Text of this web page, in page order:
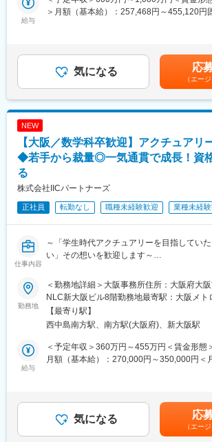
展開に業界が注目しています。
同社は中期経営計画の中に「デジタルイノ
変更の範囲：グループ内またはその他当社
等における金融業およびそれに関連するサ
・事業拡大に伴い、広告サービスの最適化
となっており、本ポジションでは広告事業
（2）群を抜く利用者数と利用頻度を誇る楽
（3）膨大な決済データ
・これらを活かし、営業戦略および購買デ
画を推進し、事業成長を共に加速させる仲
◇営業戦略設計
・営業戦略の策定
・ターゲット顧客・優先カテゴリーの選定
・営業プロセスの標準化、可視化、ナレッジ
・商談管理フロー、KPI設計、レポーティン
・社内オペレーション全体の可視化・改善
・営業活動の定量化および改善サイクルの
◇営業企画
・楽天グループのアセットを活用した広告商
■キャリアパス：
・FinTech × 広告のハイブリッドな専門性：
域で、ユニークな事業開発スキルが身につき
PL（損益計算書）責任を意識した経営的な
得できます。
■勤務時間詳細：
・楽天グループ朝会日は8:00～16:20
給与
＞月額（基本給）：257,468円～455,120円
上記はあくまで想定であり、ご経験、スキ
きます。※ストックオプションの付与可能性
対応（一部を楽天ペイ残高で受取可）賃金は
額であり、選考を通じて上下する可能性が
固定手当を含めた表記です。
気になる 応
（エー
NEW
【大阪／数学科卒歓迎】アクチュアリ
◆若手から裁量◎一気通貫で成長！資
る
株式会社IICパートナーズ
正社員 転勤なし 職種未経験歓迎 業種未経
仕事内容
～「学生時代アクチュアリーを目指してい
い」その想いを歓迎します～
貢献
◎独立系だからこそ実現できる中立・公平な
強み
◎700社以上が継続利用する“高い信頼性”少
■当社について
当社は、日本企業が抱える「退職給付に関す
大手企業ではアクチュアリー業務が分業さ
なりがちですが、当社ではヒアリング→課
度設計→提案まで一貫して担当。若手のうち
勤務地
＜勤務地詳細＞大阪事務所住所：大阪府大
NLC新大阪ビル8階勤務地最寄駅：大阪メト
南方駅受動喫煙対策：敷地内全面禁煙
【最寄り駅】
西中島南方駅、南方駅(大阪府)、新大阪駅
給与
＜予定年収＞360万円～455万円＜賃金形態
月額（基本給）：270,000円～350,000円＜
の金額であり、選考を通じて上下する可能
額)は固定手当を含めた表記です。
気になる 応
（エー